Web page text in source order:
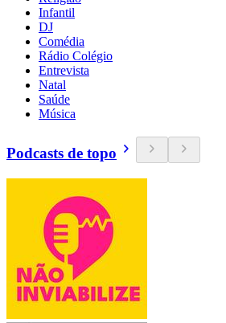
Infantil
DJ
Comédia
Rádio Colégio
Entrevista
Natal
Saúde
Música
Podcasts de topo